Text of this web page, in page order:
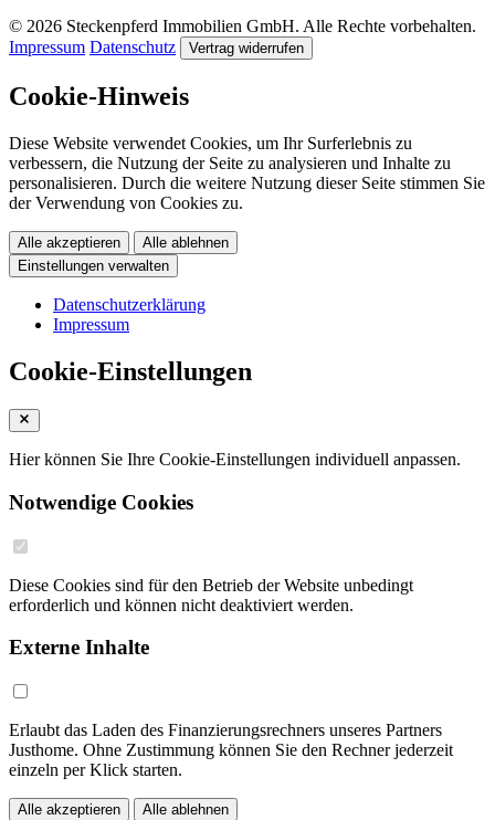
© 2026 Steckenpferd Immobilien GmbH. Alle Rechte vorbehalten.
Impressum Datenschutz Vertrag widerrufen
Cookie-Hinweis
Diese Website verwendet Cookies, um Ihr Surferlebnis zu
verbessern, die Nutzung der Seite zu analysieren und Inhalte zu
personalisieren. Durch die weitere Nutzung dieser Seite stimmen Sie
der Verwendung von Cookies zu.
Alle akzeptieren
Alle ablehnen
Einstellungen verwalten
Datenschutzerklärung
Impressum
Cookie-Einstellungen
Hier können Sie Ihre Cookie-Einstellungen individuell anpassen.
Notwendige Cookies
Diese Cookies sind für den Betrieb der Website unbedingt
erforderlich und können nicht deaktiviert werden.
Externe Inhalte
Erlaubt das Laden des Finanzierungsrechners unseres Partners
Justhome. Ohne Zustimmung können Sie den Rechner jederzeit
einzeln per Klick starten.
Alle akzeptieren Alle ablehnen